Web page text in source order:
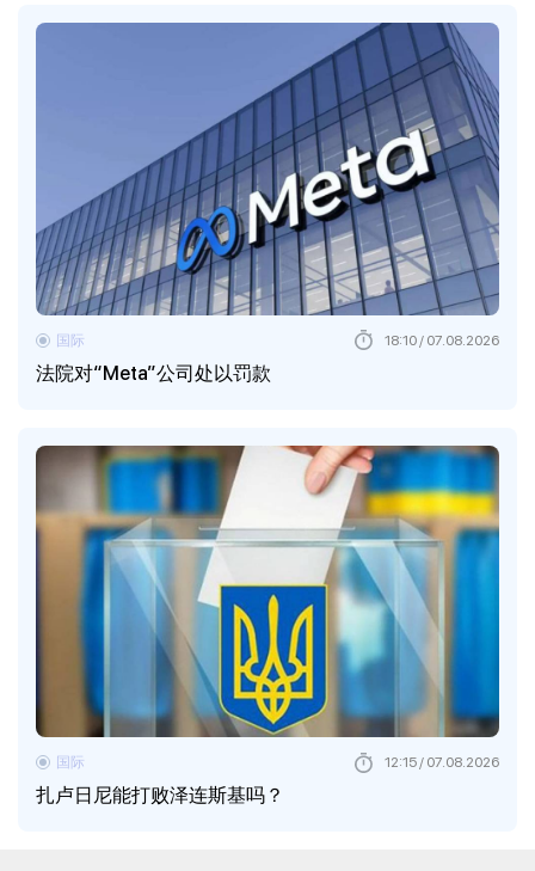
法院对“Meta”公司处以罚款
国际 18:10 / 07.08.2026
扎卢日尼能打败泽连斯基吗？
国际 12:15 / 07.08.2026